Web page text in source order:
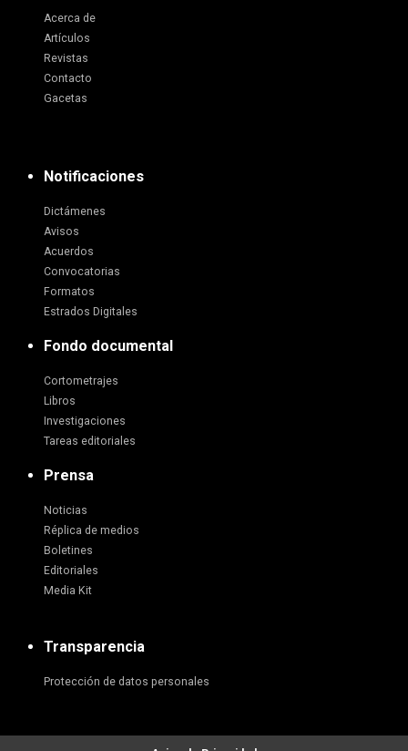
Acerca de
Artículos
Revistas
Contacto
Gacetas
Notificaciones
Dictámenes
Avisos
Acuerdos
Convocatorias
Formatos
Estrados Digitales
Fondo documental
Cortometrajes
Libros
Investigaciones
Tareas editoriales
Prensa
Noticias
Réplica de medios
Boletines
Editoriales
Media Kit
Transparencia
Protección de datos personales